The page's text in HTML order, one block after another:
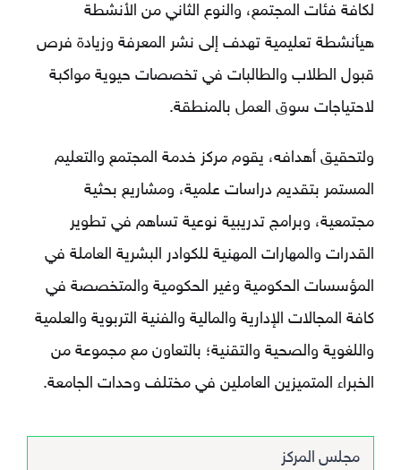
لكافة فئات المجتمع، والنوع الثاني من الأنشطة
هيأنشطة تعليمية تهدف إلى نشر المعرفة وزيادة فرص
قبول الطلاب والطالبات في تخصصات حيوية مواكبة
لاحتياجات سوق العمل بالمنطقة.
ولتحقيق أهدافه، يقوم مركز خدمة المجتمع والتعليم
المستمر بتقديم دراسات علمية، ومشاريع بحثية
مجتمعية، وبرامج تدريبية نوعية تساهم في تطوير
القدرات والمهارات المهنية للكوادر البشرية العاملة في
المؤسسات الحكومية وغير الحكومية والمتخصصة في
كافة المجالات الإدارية والمالية والفنية التربوية والعلمية
واللغوية والصحية والتقنية؛ بالتعاون مع مجموعة من
الخبراء المتميزين العاملين في مختلف وحدات الجامعة.
مجلس المركز